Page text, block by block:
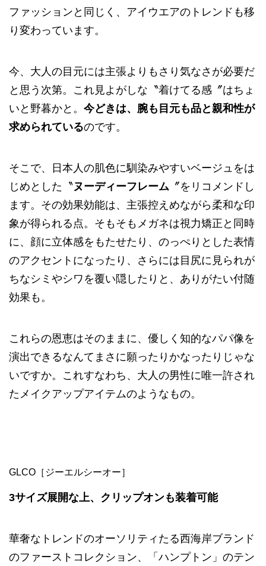
ファッションと同じく、アイウエアのトレンドも移
り変わっています。
今、大人の目元には主張よりもさり気なさが必要だ
と思う次第。これ見よがしな〝着けてる感〞はちょ
いと野暮かと。 今どきは、腕も目元も品と親和性が
求められているのです。
そこで、日本人の肌色に馴染みやすいベージュをは
じめとした〝ヌーディーフレーム 〞をリコメンドし
ます。その効果効能は、主張控えめながら柔和な印
象が得られる点。そもそもメガネは視力矯正と同時
に、顔に立体感をもたせたり、のっぺりとした表情
のアクセントになったり、さらには目尻に見られが
ちなシミやシワを覆い隠したりと、ありがたい付随
効果も。
これらの恩恵はそのままに、優しく知的なパパ像を
演出できるなんてまさに願ったりかなったりじゃな
いですか。これすなわち、大人の男性に唯一許され
たメイクアップアイテムのようなもの。
GLCO［ジーエルシーオー］
3サイズ展開な上、クリップオンも装着可能
華奢なトレンドのオーソリティたる西海岸ブランド
のファーストコレクション、「ハンプトン」のテン